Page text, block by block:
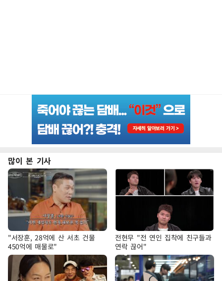
많이 본 기사
"서장훈, 28억에 산 서초 건물
450억에 매물로"
전현무 "전 연인 집착에 친구들과
연락 끊어"